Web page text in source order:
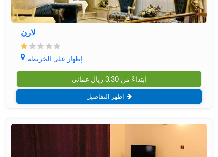
لارن
إظهار على الخريطة
ابتداءً من 3.30 ريال عماني
اظهر التفاصيل